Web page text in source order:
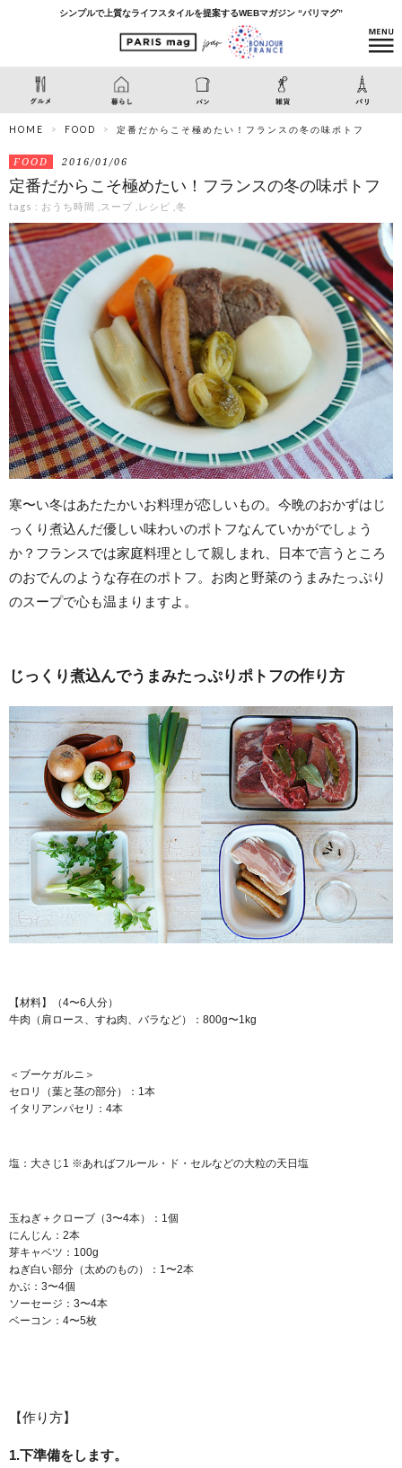
シンプルで上質なライフスタイルを提案するWEBマガジン “パリマグ”
HOME FOOD 定番だからこそ極めたい！フランスの冬の味ポトフ
FOOD 2016/01/06
定番だからこそ極めたい！フランスの冬の味ポトフ
tags : おうち時間 スープ レシピ 冬
寒〜い冬はあたたかいお料理が恋しいもの。今晩のおかずはじ
っくり煮込んだ優しい味わいのポトフなんていかがでしょう
か？フランスでは家庭料理として親しまれ、日本で言うところ
のおでんのような存在のポトフ。お肉と野菜のうまみたっぷり
のスープで心も温まりますよ。
じっくり煮込んでうまみたっぷりポトフの作り方
【材料】（4〜6人分）
牛肉（肩ロース、すね肉、バラなど）：800g〜1kg
＜ブーケガルニ＞
セロリ（葉と茎の部分）：1本
イタリアンパセリ：4本
塩：大さじ1 ※あればフルール・ド・セルなどの大粒の天日塩
玉ねぎ＋クローブ（3〜4本）：1個
にんじん：2本
芽キャベツ：100g
ねぎ白い部分（太めのもの）：1〜2本
かぶ：3〜4個
ソーセージ：3〜4本
ベーコン：4〜5枚
【作り方】
1.下準備をします。